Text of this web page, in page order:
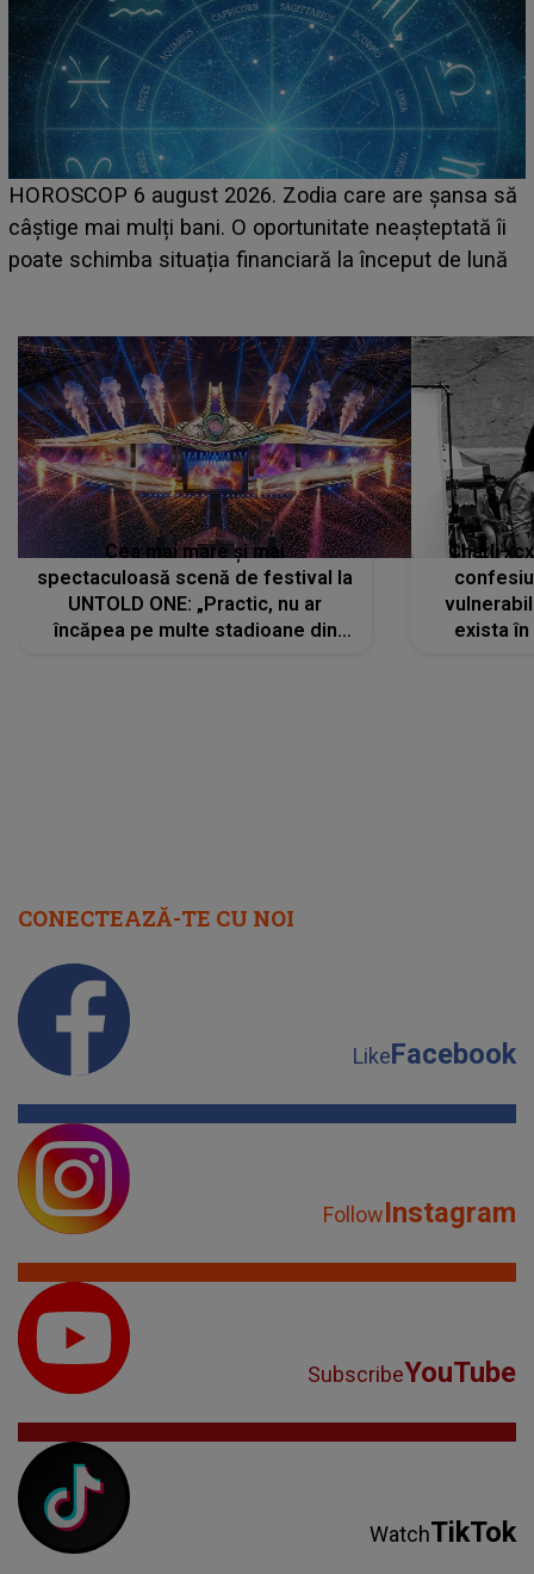
LINE-UP UNTOLD ONE, prima zi. Cine sunt artiștii
care deschid festivalul și de la ce ore au loc cele mai
așteptate concerte pe scena principală?
Cea mai mare și mai
spectaculoasă scenă de festival la
UNTOLD ONE: „Practic, nu ar
încăpea pe multe stadioane din
Charli
exista
CONECTEAZĂ-TE CU NOI
LikeFacebook
FollowInstagram
SubscribeYouTube
WatchTikTok